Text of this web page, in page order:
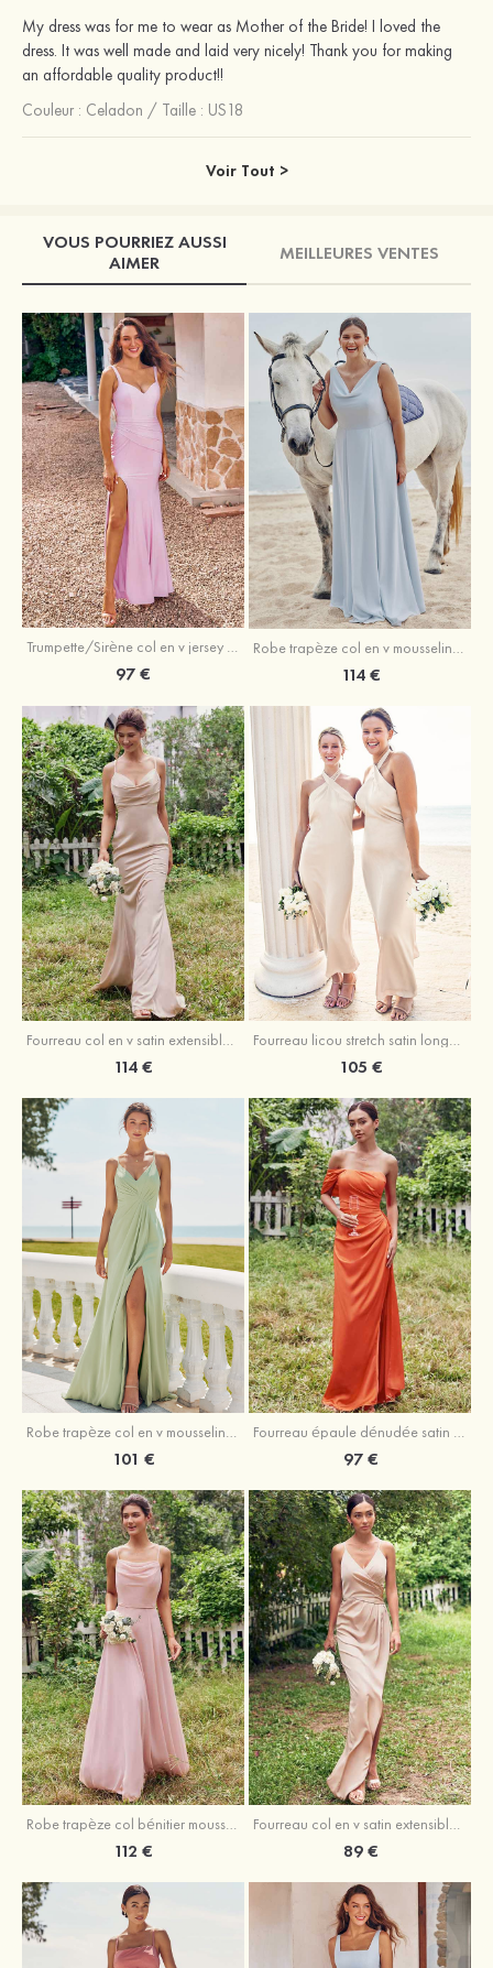
My dress was for me to wear as Mother of the Bride! I loved the
dress. It was well made and laid very nicely! Thank you for making
an affordable quality product!!
Couleur : Celadon / Taille : US18
Voir Tout >
VOUS POURRIEZ AUSSI
AIMER
MEILLEURES VENTES
Trumpette/Sirène col en v jersey ras du sol robe de demoiselle d'honneur
97 € 114 €
Fourreau col en v satin extensible ras du sol robe de demoiselle d'honneur
114 €
Fourreau licou stretch satin longueur cheville robe de demoiselle d'honneur
105 €
Robe trapèze col en v mousseline ras du sol robe de demoiselle d'honneur
101 €
Fourreau épaule dénudée satin extensible ras du sol robe de demoiselle d'honneur
97 €
Robe trapèze col bénitier mousseline ras du sol robe de demoiselle d'honneur
112 €
Fourreau col en v satin extensible asymétrique robe de demoiselle d'honneur
89 €